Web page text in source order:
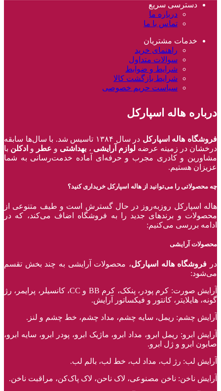
دسترسی سریع
درباره ما
تماس با ما
خدمات مشتریان
راهنمای خرید
سوالات متداول
شرایط و ضوابط
شرایط بازگشت کالا
سیاست حریم خصوصی
درباره هاله اسپارکل
فروشگاه هاله اسپارکل
در سال ۱۳۸۴ تاسیس شد. با سال‌ها سابقه
درخشان در زمینه عرضه لوازم آرایشی ، بهداشتی و عطر و ادکلن با
مشاورین و کادری مجرب و حرفه‌ای آماده خدمت‌رسانی به شما
عزیزان هستیم.
چه محصولاتی را می‌توانید از هاله اسپارکل خریداری کنید؟
هاله اسپارکل روزبه‌روز در حال گسترش است و طیف متنوعی از
محصولات و برند‌های جدید را به فروشگاه اضاف می‌کند، که در
ادامه بررسی می‌کنیم:
محصولات آرایشی
در فروشگاه هاله اسپارکل، محصولات آرایشی به چند بخش تقسم
می‌شود:
آرایش صورت: کرم پودر، پنکک، کرم BB و CC، کانسیلر، پرایمر، رژ‌
گونه، هایلایتر، کانتور و فیکساتور آرایش.
آرایش چشم: ریمل، سایه چشم، مداد چشم، خط چشم و لنز.
آرایش ابرو: ریمل ابرو، مداد ابرو، ماژیک ابرو، پودر ابرو، سایه ابرو،
صابون ابرو و ژل ابرو.
آرایش لب: رژ لب، مداد لب، خط لب، بالم لب.
آرایش ناخن: ناخن مصنوعی، لاک ناحن، لاک پاک‌کن، مراقبت ناخن.